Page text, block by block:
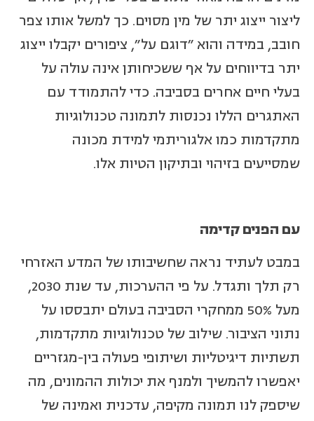
ליצור ייצוג יתר של מין מסוים. כך למשל אותו צפר
חובב, במידה והוא "דוגם על", ציפורים יקבלו ייצוג
יתר בדיווחים על אף ששכיחותן אינה עולה על
בעלי חיים אחרים בסביבה. כדי להתמודד עם
האתגרים הללו נכנסות לתמונה טכנולוגיות
מתקדמות כמו אלגוריתמי למידת מכונה
שמסייעים בזיהוי ובתיקון הטיות אלו.
עם הפנים קדימה
במבט לעתיד נראה שחשיבותו של המדע האזרחי
רק תלך ותגדל. על פי ההערכות, עד שנת 2030,
מעל 50% ממחקרי הסביבה בעולם יתבססו על
נתוני הציבור. שילוב של טכנולוגיות מתקדמות,
תשתיות דיגיטליות ושיתופי פעולה בין-מגזריים
יאפשרו להמשיך ולמנף את יכולות ההמונים, מה
שיספק לנו תמונה מקיפה, עדכנית ואמינה של